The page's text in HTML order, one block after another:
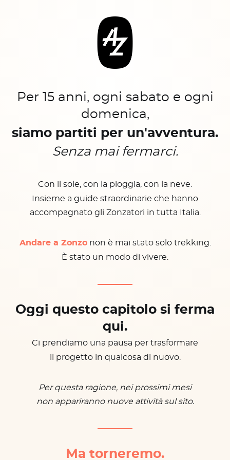
Per 15 anni, ogni sabato e ogni
domenica,
siamo partiti per un'avventura.
Senza mai fermarci.
Con il sole, con la pioggia, con la neve.
Insieme a guide straordinarie che hanno
accompagnato gli Zonzatori in tutta Italia.
Andare a Zonzonon è mai stato solo trekking.
È stato un modo di vivere.
Oggi questo capitolo si ferma
qui.
Ci prendiamo una pausa per trasformare
il progetto in qualcosa di nuovo.
Per questa ragione, nei prossimi mesi
non appariranno nuove attività sul sito.
Ma torneremo.